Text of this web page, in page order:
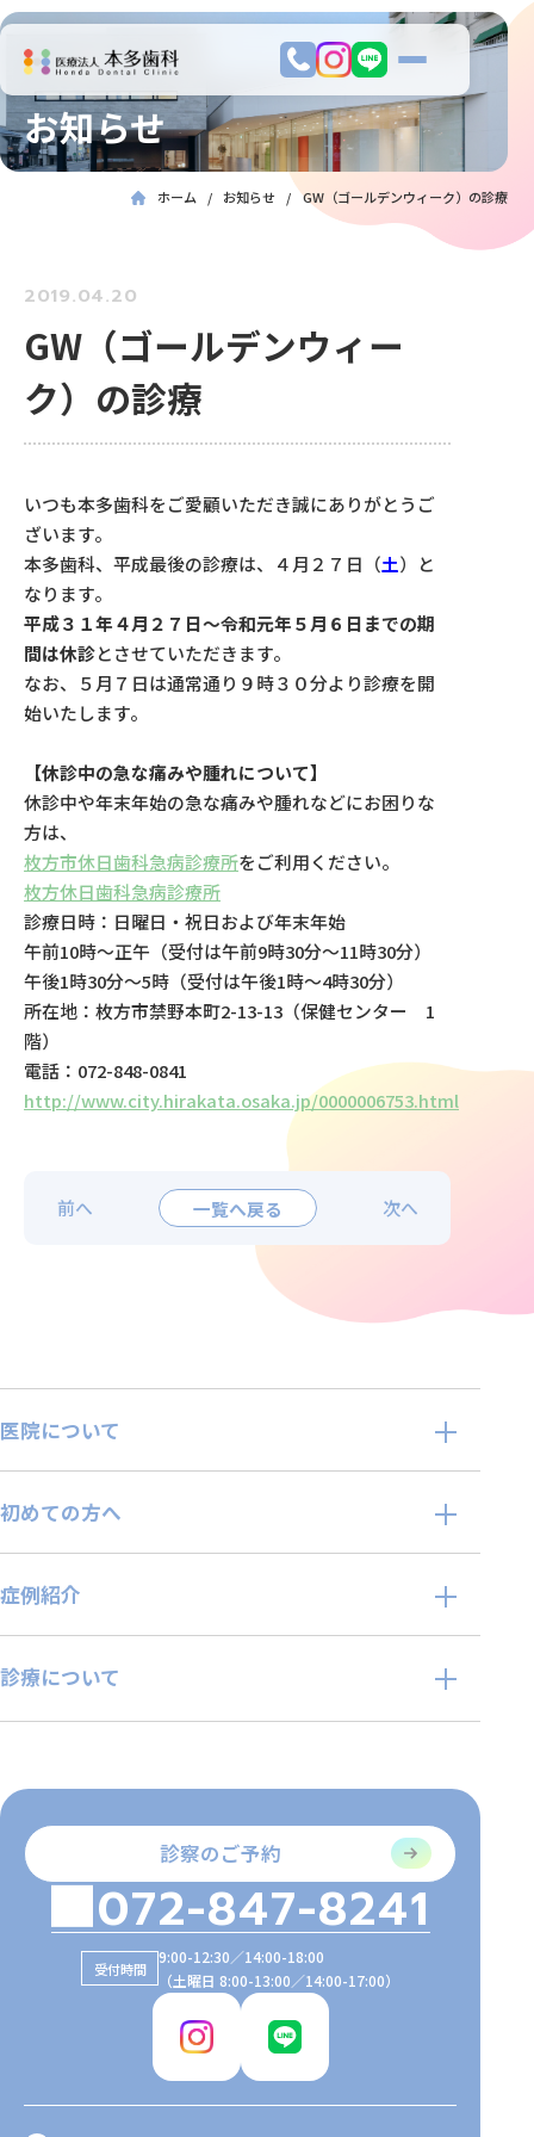
お知らせ
ホーム お知らせ GW（ゴールデンウィーク）の診療
2019.04.20
GW（ゴールデンウィー
ク）の診療
いつも本多歯科をご愛顧いただき誠にありがとうご
ざいます。
本多歯科、平成最後の診療は、４月２７日（土）と
なります。
平成３１年４月２７日〜令和元年５月６日までの期
間は休診とさせていただきます。
なお、５月７日は通常通り９時３０分より診療を開
始いたします。
【休診中の急な痛みや腫れについて】
休診中や年末年始の急な痛みや腫れなどにお困りな
方は、
枚方市休日歯科急病診療所をご利用ください。
枚方休日歯科急病診療所
診療日時：日曜日・祝日および年末年始
午前10時～正午（受付は午前9時30分～11時30分）
午後1時30分～5時（受付は午後1時～4時30分）
所在地：枚方市禁野本町2-13-13（保健センター 1
階）
電話：072-848-0841
http://www.city.hirakata.osaka.jp/0000006753.html
前へ 一覧へ戻る 次へ
医院について
初めての方へ
症例紹介
診療について
診察のご予約
072-847-8241
受付時間
9:00-12:30／14:00-18:00
（土曜日 8:00-13:00／14:00-17:00）